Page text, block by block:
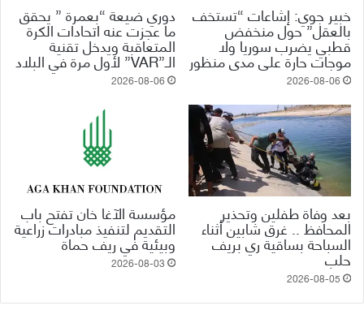
خبير جوي: إشاعات “تستخف
بالعقل” حول منخفض
قطبي يضرب سوريا ولا
موجات حارة على مدى منظور
2026-08-06
دوري ضيعة “بعمرة ” يحقق
ما عجزت عنه اتحادات الكرة
المتعاقبة ويدخل تقنية
الـ”VAR” لأول مرة في البلاد
2026-08-06
بعد وفاة طفلين وتحذير
المحافظ .. غرق شابين أثناء
السباحة بساقية ري بريف
حلب
2026-08-05
مؤسسة الآغا خان تفتح باب
التقديم لتنفيذ مبادرات زراعية
وبيئية في ريف حماة
2026-08-03